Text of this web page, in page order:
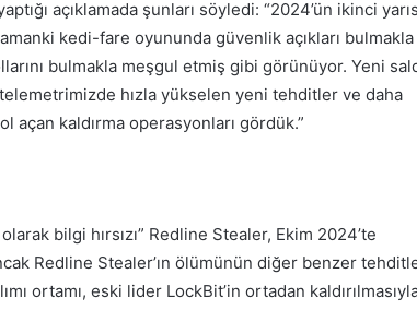
açıklamada şunları söyledi: “2024’ün ikinci
kedi-fare oyununda güvenlik açıkları bulmakla
bulmakla meşgul etmiş gibi görünüyor. Yeni
hızla yükselen yeni tehditler ve daha
açan kaldırma operasyonları gördük.”
bilgi hırsızı” Redline Stealer, Ekim 2024’te
Redline Stealer’ın ölümünün diğer benzer
ortamı, eski lider LockBit’in ortadan